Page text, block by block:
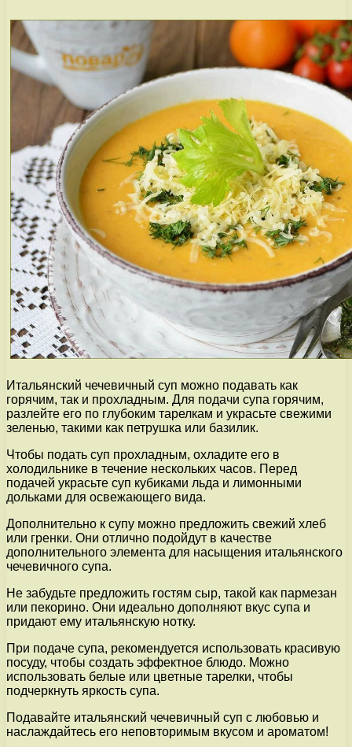
Итальянский чечевичный суп можно подавать как
горячим, так и прохладным. Для подачи супа горячим,
разлейте его по глубоким тарелкам и украсьте свежими
зеленью, такими как петрушка или базилик.
Чтобы подать суп прохладным, охладите его в
холодильнике в течение нескольких часов. Перед
подачей украсьте суп кубиками льда и лимонными
дольками для освежающего вида.
Дополнительно к супу можно предложить свежий хлеб
или гренки. Они отлично подойдут в качестве
дополнительного элемента для насыщения итальянского
чечевичного супа.
Не забудьте предложить гостям сыр, такой как пармезан
или пекорино. Они идеально дополняют вкус супа и
придают ему итальянскую нотку.
При подаче супа, рекомендуется использовать красивую
посуду, чтобы создать эффектное блюдо. Можно
использовать белые или цветные тарелки, чтобы
подчеркнуть яркость супа.
Подавайте итальянский чечевичный суп с любовью и
наслаждайтесь его неповторимым вкусом и ароматом!